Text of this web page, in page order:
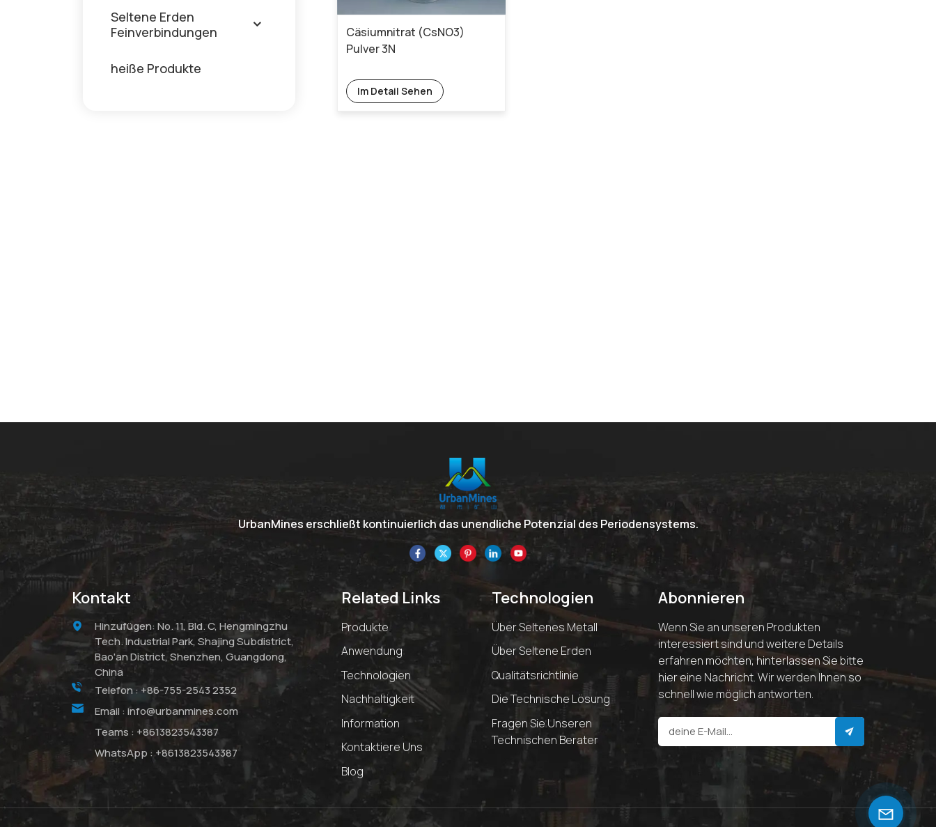
Cäsiumnitrat (CsNO3)
Pulver 3N
Im Detail Sehen
Seltene Erden
Feinverbindungen
heiße Produkte
UrbanMines erschließt kontinuierlich das unendliche Potenzial des Periodensystems.
Kontakt
Hinzufügen: No. 11, Bld. C, Hengmingzhu
Tech. Industrial Park, Shajing Subdistrict,
Bao'an District, Shenzhen, Guangdong,
China
Telefon : +86-755-2543 2352
Email : info@urbanmines.com
Teams : +8613823543387
WhatsApp : +8613823543387
Related Links
Produkte
Anwendung
Technologien
Nachhaltigkeit
Information
Kontaktiere Uns
Blog
Technologien
Über Seltenes Metall
Über Seltene Erden
Qualitätsrichtlinie
Die Technische Lösung
Fragen Sie Unseren
Technischen Berater
Abonnieren
Wenn Sie an unseren Produkten
interessiert sind und weitere Details
erfahren möchten, hinterlassen Sie bitte
hier eine Nachricht. Wir werden Ihnen so
schnell wie möglich antworten.